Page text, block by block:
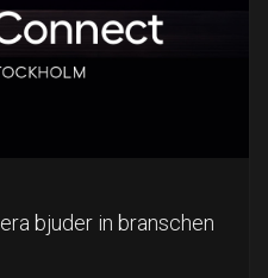
bjuder in branschen